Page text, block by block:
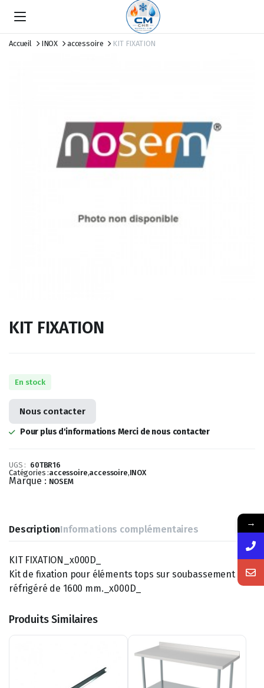
Accueil INOX accessoire KIT FIXATION
KIT FIXATION
En stock
Nous contacter
Pour plus d'informations Merci de nous contacter
UGS : 60TBR16
Catégories :accessoire,accessoire,INOX
Marque : NOSEM
DescriptionInformations complémentaires
KIT FIXATION_x000D_
Kit de fixation pour éléments tops sur soubassement
réfrigéré de 1600 mm._x000D_
Produits Similaires
→